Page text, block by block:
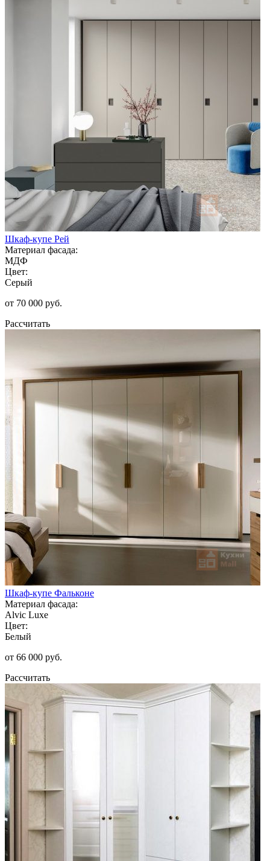
Шкаф-купе Рей
Материал фасада:
МДФ
Цвет:
Серый
от 70 000 руб.
Рассчитать
Шкаф-купе Фальконе
Материал фасада:
Alvic Luxe
Цвет:
Белый
от 66 000 руб.
Рассчитать